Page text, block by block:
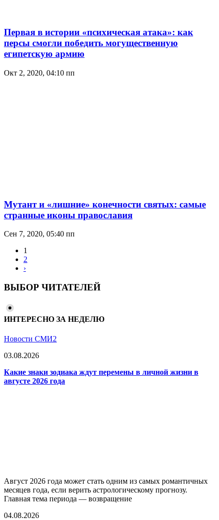
Первая в истории «психическая атака»: как
персы смогли победить могущественную
египетскую армию
Окт 2, 2020, 04:10 пп
Мутант и «лишние» конечности святых: самые
странные иконы православия
Сен 7, 2020, 05:40 пп
1
2
›
ВЫБОР ЧИТАТЕЛЕЙ
ИНТЕРЕСНО ЗА НЕДЕЛЮ
Новости СМИ2
03.08.2026
Какие знаки зодиака ждут перемены в личной жизни в
августе 2026 года
Август 2026 года может стать одним из самых романтичных
месяцев года, если верить астрологическому прогнозу.
Главная тема периода — возвращение
04.08.2026